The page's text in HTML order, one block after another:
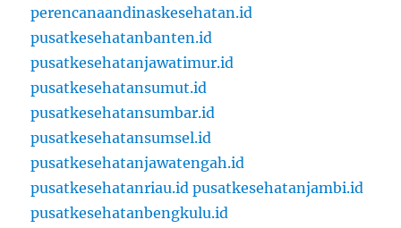
perencanaandinaskesehatan.id
pusatkesehatanbanten.id
pusatkesehatanjawatimur.id
pusatkesehatansumut.id
pusatkesehatansumbar.id
pusatkesehatansumsel.id
pusatkesehatanjawatengah.id
pusatkesehatanriau.id pusatkesehatanjambi.id
pusatkesehatanbengkulu.id